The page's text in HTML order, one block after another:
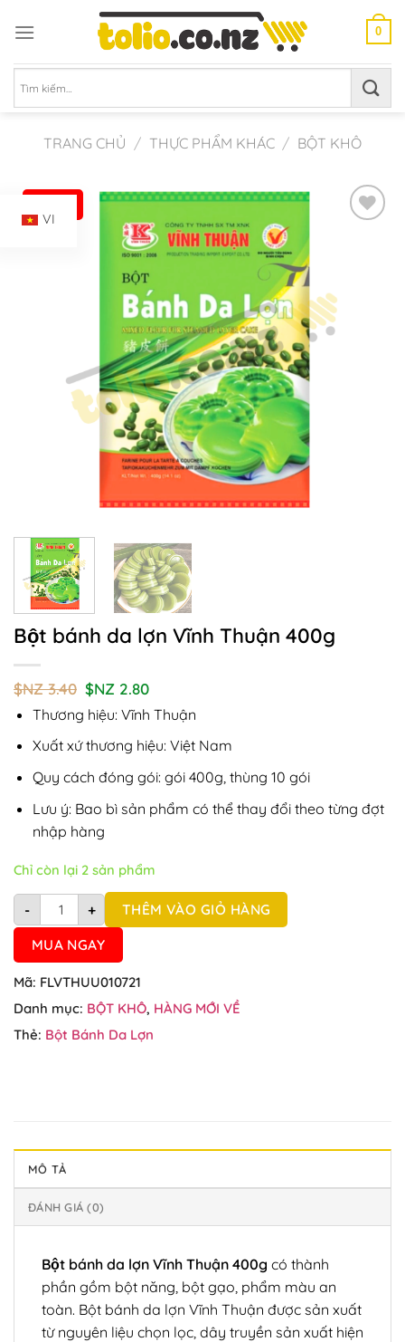
đến
0
kiếm:
TRANG CHỦ / THỰC PHẨM KHÁC / BỘT KHÔ
Bột bánh da lợn Vĩnh Thuận 400g
$NZ3.40 Giá
gốc
là:
3.40.
$NZ 2.80Giá
tại
$NZ
2.80.
Thương hiệu: Vĩnh Thuận
Xuất xứ thương hiệu: Việt Nam
Quy cách đóng gói: gói 400g, thùng 10 gói
Lưu ý: Bao bì sản phẩm có thể thay đổi theo từng đợt
nhập hàng
Chỉ còn lại 2 sản phẩm
-
Bột bánh da lợn Vĩnh Thuận 400g số lượng
+
THÊM VÀO GIỎ HÀNG
MUA NGAY
Mã: FLVTHUU010721
Danh mục: BỘT KHÔ, HÀNG MỚI VỀ
Thẻ: Bột Bánh Da Lợn
MÔ TẢ
ĐÁNH GIÁ (0)
Bột bánh da lợn Vĩnh Thuận 400g có thành
phần gồm bột năng, bột gạo, phẩm màu an
toàn. Bột bánh da lợn Vĩnh Thuận được sản xuất
từ nguyên liệu chọn lọc, dây truyền sản xuất hiện
VI